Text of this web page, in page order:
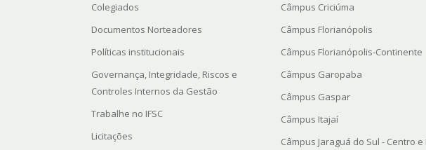
Colegiados
Documentos Norteadores
Políticas institucionais
Governança, Integridade, Riscos e
Controles Internos da Gestão
Trabalhe no IFSC
Licitações
Câmpus Criciúma
Câmpus Florianópolis
Câmpus Florianópolis-Continente
Câmpus Garopaba
Câmpus Gaspar
Câmpus Itajaí
Câmpus Jaraguá do Sul - Centro e